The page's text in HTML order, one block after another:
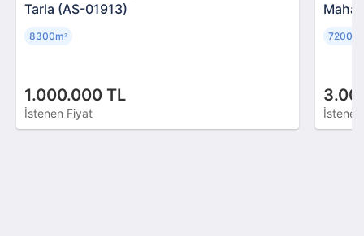
Tarla (AS-01913)
1.000.000 TL
İstenen Fiyat
8300m² 7200m